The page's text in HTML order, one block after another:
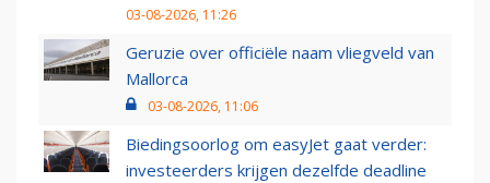
03-08-2026, 11:26
Geruzie over officiële naam vliegveld van
Mallorca
03-08-2026, 11:06
Biedingsoorlog om easyJet gaat verder:
investeerders krijgen dezelfde deadline